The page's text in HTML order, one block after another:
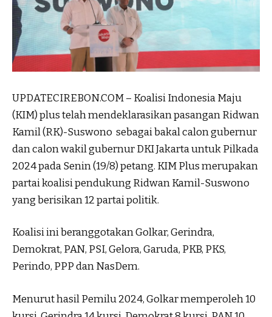
UPDATECIREBON.COM – Koalisi Indonesia Maju
(KIM) plus telah mendeklarasikan pasangan Ridwan
Kamil (RK)-Suswono sebagai bakal calon gubernur
dan calon wakil gubernur DKI Jakarta untuk Pilkada
2024 pada Senin (19/8) petang. KIM Plus merupakan
partai koalisi pendukung Ridwan Kamil-Suswono
yang berisikan 12 partai politik.
Koalisi ini beranggotakan Golkar, Gerindra,
Demokrat, PAN, PSI, Gelora, Garuda, PKB, PKS,
Perindo, PPP dan NasDem.
Menurut hasil Pemilu 2024, Golkar memperoleh 10